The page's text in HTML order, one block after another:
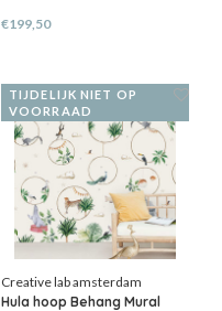
€199,50
TIJDELIJK NIET OP
VOORRAAD
Creative lab amsterdam
Hula hoop Behang Mural